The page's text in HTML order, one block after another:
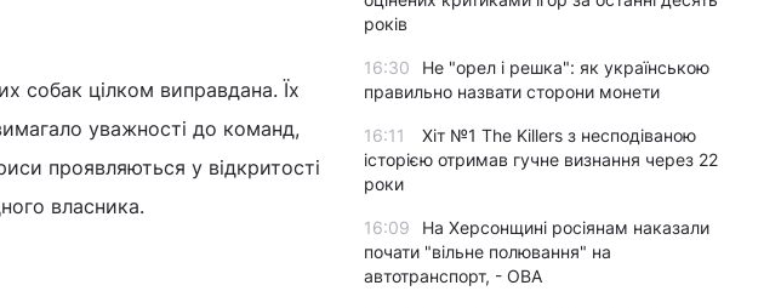
собак цілком виправдана. Їх
уважності до команд,
проявляються у відкритості
власника.
років
16:30
Не "орел і решка": як українською
правильно назвати сторони монети
16:11
Хіт №1 The Killers з несподіваною
історією отримав гучне визнання через 22
роки
16:09
На Херсонщині росіянам наказали
почати "вільне полювання" на
автотранспорт, - ОВА